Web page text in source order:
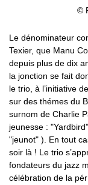
©
Le dénominateur
Texier, que Manu
depuis plus de dix
la jonction se fait
le trio, à l’initiative
sur des thémes du
surnom de Charlie
jeunesse :
"jeunot" ). En tout
soir là ! Le trio
fondateurs du jazz
célébration de la